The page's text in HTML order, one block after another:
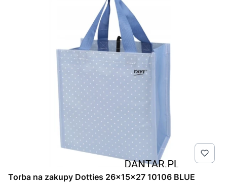
Torba na zakupy Dotties 26x15x27 10106 BLUE